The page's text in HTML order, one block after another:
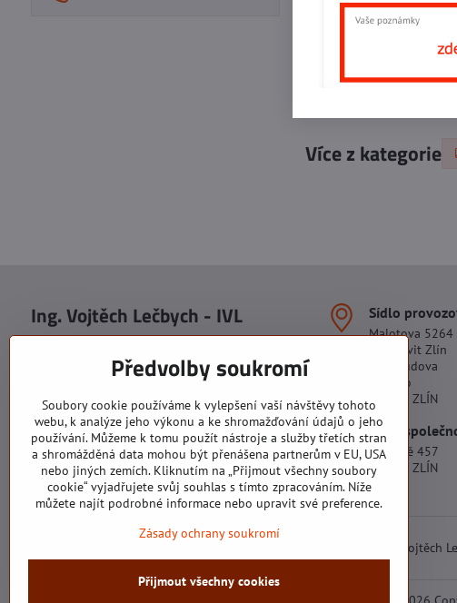
Více z kategorie
Ing. Vojtěch Lečbych - IVL
DIČ: CZ5602130809
IČO: 29007356
DIČ: CZ29007356
Sídlo
Malotova 5264
Areál Svit Zlín
113. budova
1. patro
760 01 ZLÍN
Sídlo
U Hřiště 457
760 01 ZLÍN
Všechny texty, obrázky a fotografie jsou majetkem společnosti Ing.
Předvolby soukromí
Soubory cookie používáme k vylepšení vaší návštěvy tohoto
webu, k analýze jeho výkonu a ke shromažďování údajů o jeho
používání. Můžeme k tomu použít nástroje a služby třetích stran
a shromážděná data mohou být přenášena partnerům v EU, USA
nebo jiných zemích. Kliknutím na „Přijmout všechny soubory
cookie“ vyjadřujete svůj souhlas s tímto zpracováním. Níže
můžete najít podrobné informace nebo upravit své preference.
Zásady ochrany soukromí
Přijmout všechny cookies